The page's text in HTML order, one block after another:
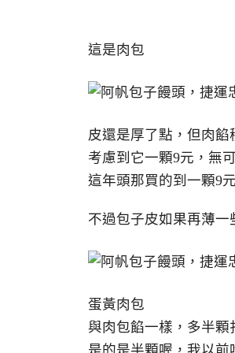
這是肉包
皮還是厚了點，但肉
考慮到它一顆9元，無
這年頭那買的到一顆9
不過包子皮如果再薄一
蛋黃肉包
與肉包餡一樣，多半顆
是的是半顆喔，我以前